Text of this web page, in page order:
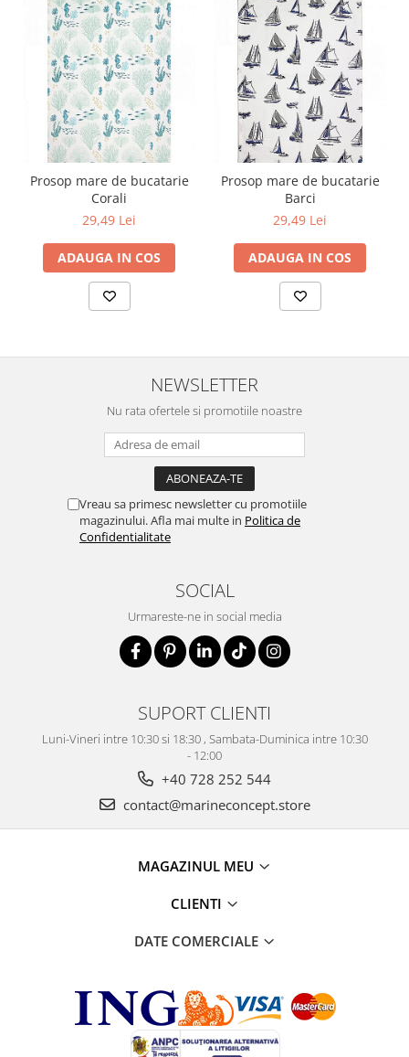
Prosop mare de bucatarie
Corali
29,49 Lei
ADAUGA IN COS
Prosop mare de bucatarie
Barci
29,49 Lei
ADAUGA IN COS
NEWSLETTER
Nu rata ofertele si promotiile noastre
Vreau sa primesc newsletter cu promotiile
magazinului. Afla mai multe in Politica de
Confidentialitate
SOCIAL
Urmareste-ne in social media
SUPORT CLIENTI
Luni-Vineri intre 10:30 si 18:30 , Sambata-Duminica intre 10:30
- 12:00
+40 728 252 544
contact@marineconcept.store
MAGAZINUL MEU
CLIENTI
DATE COMERCIALE